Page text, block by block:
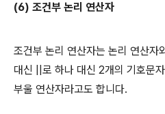
(6) 조건부 논리 연산자
조건부 논리 연산자는 논리 연산자
대신 ||로 하나 대신 2개의 기호문
부울 연산자라고도 합니다.